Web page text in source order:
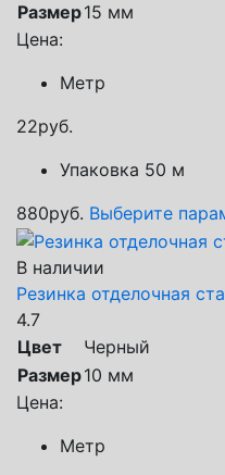
Размер15 мм
Цена:
Метр
22руб.
Упаковка 50 м
880руб. Выберите
В наличии
Резинка отделочная
4.7
Цвет
Черный
Размер10 мм
Цена:
Метр